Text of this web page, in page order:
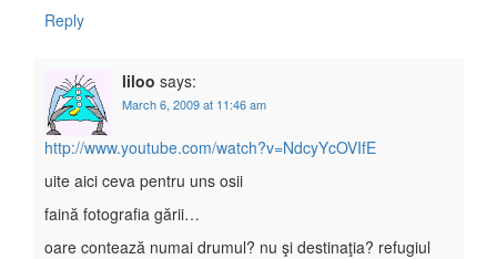
Reply
liloo says:
March 6, 2009 at 11:46 am
http://www.youtube.com/watch?v=NdcyYcOVIfE
uite aici ceva pentru uns osii
faină fotografia gării…
oare contează numai drumul? nu şi destinaţia? refugiul